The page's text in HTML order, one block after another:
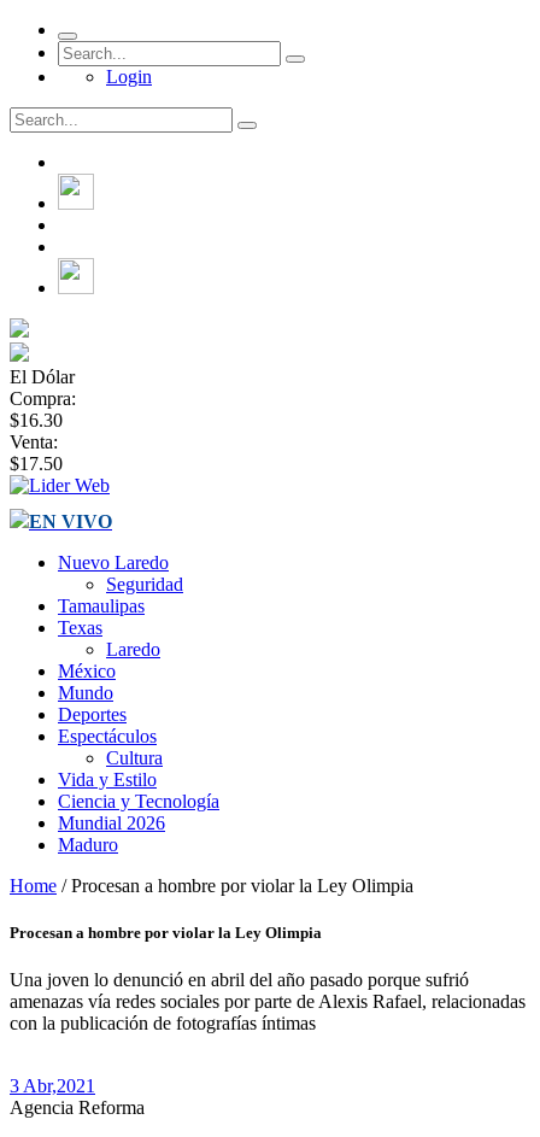
Login
El Dólar
Compra:
$16.30
Venta:
$17.50
EN VIVO
Nuevo Laredo
Seguridad
Tamaulipas
Texas
Laredo
México
Mundo
Deportes
Espectáculos
Cultura
Vida y Estilo
Ciencia y Tecnología
Mundial 2026
Maduro
Home / Procesan a hombre por violar la Ley Olimpia
Procesan a hombre por violar la Ley Olimpia
Una joven lo denunció en abril del año pasado porque sufrió
amenazas vía redes sociales por parte de Alexis Rafael, relacionadas
con la publicación de fotografías íntimas
3 Abr,2021
Agencia Reforma